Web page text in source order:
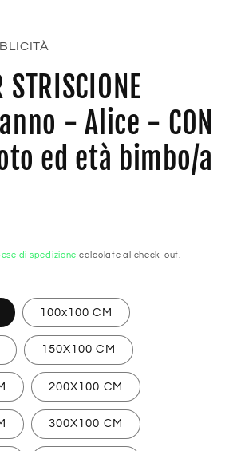
STRISCIONE
- Alice - CON
ed età bimbo/a
di spedizione calcolate al check-out.
100x100 CM
150X100 CM
200X100 CM
300X100 CM